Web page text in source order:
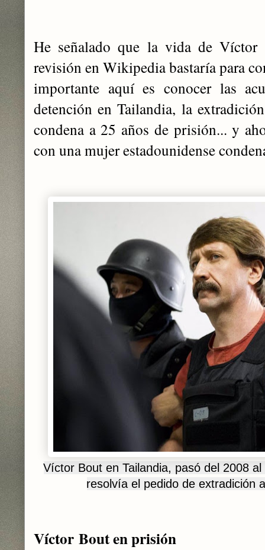
He señalado que la vida de
revisión en Wikipedia bastaría para
importante aquí es conocer las
detención en Tailandia, la
condena a 25 años de prisión... y
con una mujer estadounidense
Víctor Bout en Tailandia, pasó del 2008
resolvía el pedido de extradición
Víctor Bout en prisión